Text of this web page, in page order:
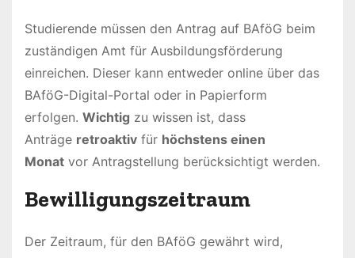
Studierende müssen den Antrag auf BAföG beim
zuständigen Amt für Ausbildungsförderung
einreichen. Dieser kann entweder online über das
BAföG-Digital-Portal oder in Papierform
erfolgen. Wichtig zu wissen ist, dass
Anträge retroaktiv für höchstens einen
Monat vor Antragstellung berücksichtigt werden.
Bewilligungszeitraum
Der Zeitraum, für den BAföG gewährt wird,